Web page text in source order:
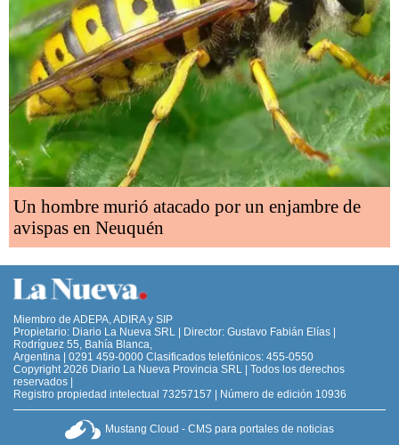
Un hombre murió atacado por un enjambre de
avispas en Neuquén
Miembro de ADEPA, ADIRA y SIP
Propietario: Diario La Nueva SRL | Director: Gustavo Fabián Elías |
Rodríguez 55, Bahía Blanca,
Argentina | 0291 459-0000 Clasificados telefónicos: 455-0550
Copyright 2026 Diario La Nueva Provincia SRL | Todos los derechos
reservados |
Registro propiedad intelectual 73257157 | Número de edición 10936
Mustang Cloud - CMS para portales de noticias